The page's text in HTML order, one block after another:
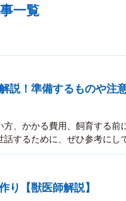
一覧
説！準備するものや注
、かかる費用、飼育する前
するために、ぜひ参考にし
り【獣医師解説】